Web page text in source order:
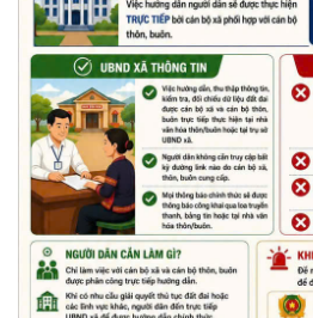
Chương trình đối thoại giữa lãnh đạo
thiếu nhi trên địa bàn xã năm 2026
(14/05/2026)
Chương trình kỷ niệm 85 năm ngày
Minh (15/05/1941 – 15/05/2026) và
sinh Chủ tịch Hồ Chí Minh (19/05/
(14/05/2026)
Thông báo tiếp nhận phản ánh, kiến
hành chính